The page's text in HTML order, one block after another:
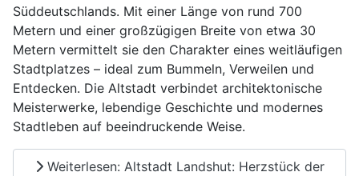
Süddeutschlands. Mit einer Länge von rund 700
Metern und einer großzügigen Breite von etwa 30
Metern vermittelt sie den Charakter eines weitläufigen
Stadtplatzes – ideal zum Bummeln, Verweilen und
Entdecken. Die Altstadt verbindet architektonische
Meisterwerke, lebendige Geschichte und modernes
Stadtleben auf beeindruckende Weise.
Weiterlesen: Altstadt Landshut: Herzstück der